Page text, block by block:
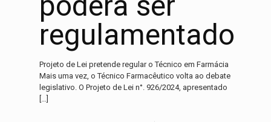
regulamentado
Projeto de Lei pretende regular o Técnico em Farmácia
Mais uma vez, o Técnico Farmacêutico volta ao debate
legislativo. O Projeto de Lei n°. 926/2024, apresentado
[…]